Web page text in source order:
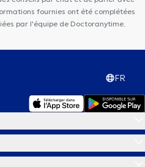
fournies ont été complétées
par l'équipe de Doctoranytime.
FR